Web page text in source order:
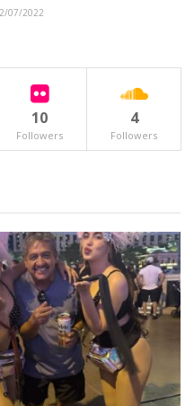
recibieron elogios
haber contribuido al
Ahora se alistan
reafirma su amor
con
recreativas
que
07/2022
10
Followers
4
Followers